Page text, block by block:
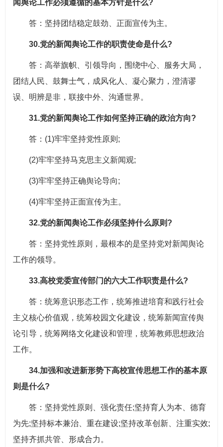
闻舆论工作必须遵循的基本方针是什么?
答：坚持团结稳定鼓劲、正面宣传为主。
30.党的新闻舆论工作的职责使命是什么?
答：高举旗帜、引领导向，围绕中心、服务大局，
团结人民、鼓舞士气，成风化人、凝心聚力，澄清谬
误、明辨是非，联接中外、沟通世界。
31.党的新闻舆论工作如何坚持正确的政治方向?
答：(1)牢牢坚持党性原则;
(2)牢牢坚持马克思主义新闻观;
(3)牢牢坚持正确舆论导向;
(4)牢牢坚持正面宣传为主。
32.党的新闻舆论工作必须坚持什么原则?
答：坚持党性原则，最根本的是坚持党对新闻舆论
工作的领导。
33.高校党委宣传部门的六大工作职责是什么?
答：统筹意识形态工作，统筹推进培育和践行社会
主义核心价值观，统筹校园文化建设，统筹新闻宣传舆
论引导，统筹网络文化建设和管理，统筹教师思想政治
工作。
34.加强和改进新形势下高校宣传思想工作的基本原
则是什么?
答：坚持党性原则、强化责任;坚持育人为本、德育
为先;坚持标本兼治、重在建设;坚持改革创新、注重实效;
坚持齐抓共管、形成合力。